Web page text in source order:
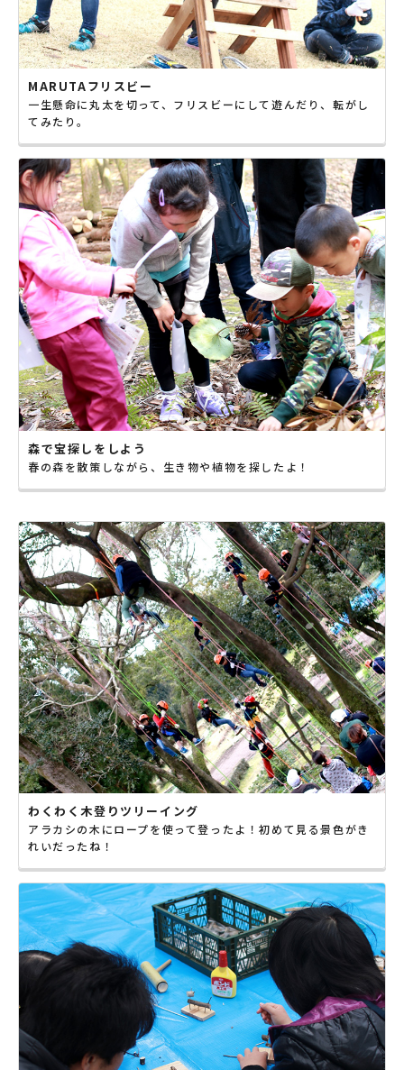
MARUTAフリスビー
一生懸命に丸太を切って、フリスビーにして遊んだり、転がし
てみたり。
森で宝探しをしよう
春の森を散策しながら、生き物や植物を探したよ！
わくわく木登りツリーイング
アラカシの木にロープを使って登ったよ！初めて見る景色がき
れいだったね！